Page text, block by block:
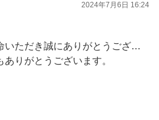
2024年7月6日 16:24
この度は車検をご用命いただき誠にありがとうございます。
りがとうございます。
随時行っておりますのでお気軽にご利用ください。